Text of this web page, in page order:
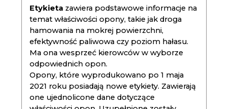
Etykieta zawiera podstawowe informacje na
temat właściwości opony, takie jak droga
hamowania na mokrej powierzchni,
efektywność paliwowa czy poziom hałasu.
Ma ona wesprzeć kierowców w wyborze
odpowiednich opon.
Opony, które wyprodukowano po 1 maja
2021 roku posiadają nowe etykiety. Zawierają
one ujednolicone dane dotyczące